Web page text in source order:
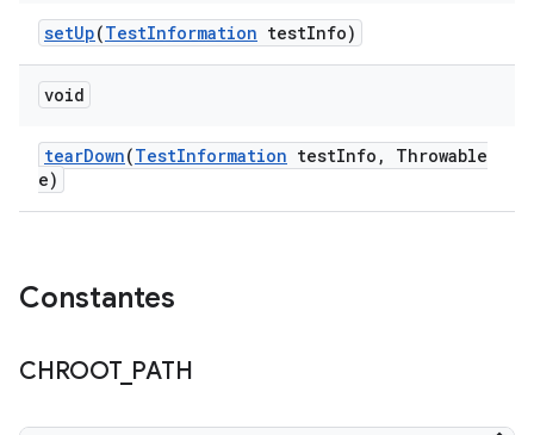
setUp(TestInformation testInfo)
void
tearDown(TestInformation testInfo ,
Throwable
e)
Constantes
CHROOT_ PATH